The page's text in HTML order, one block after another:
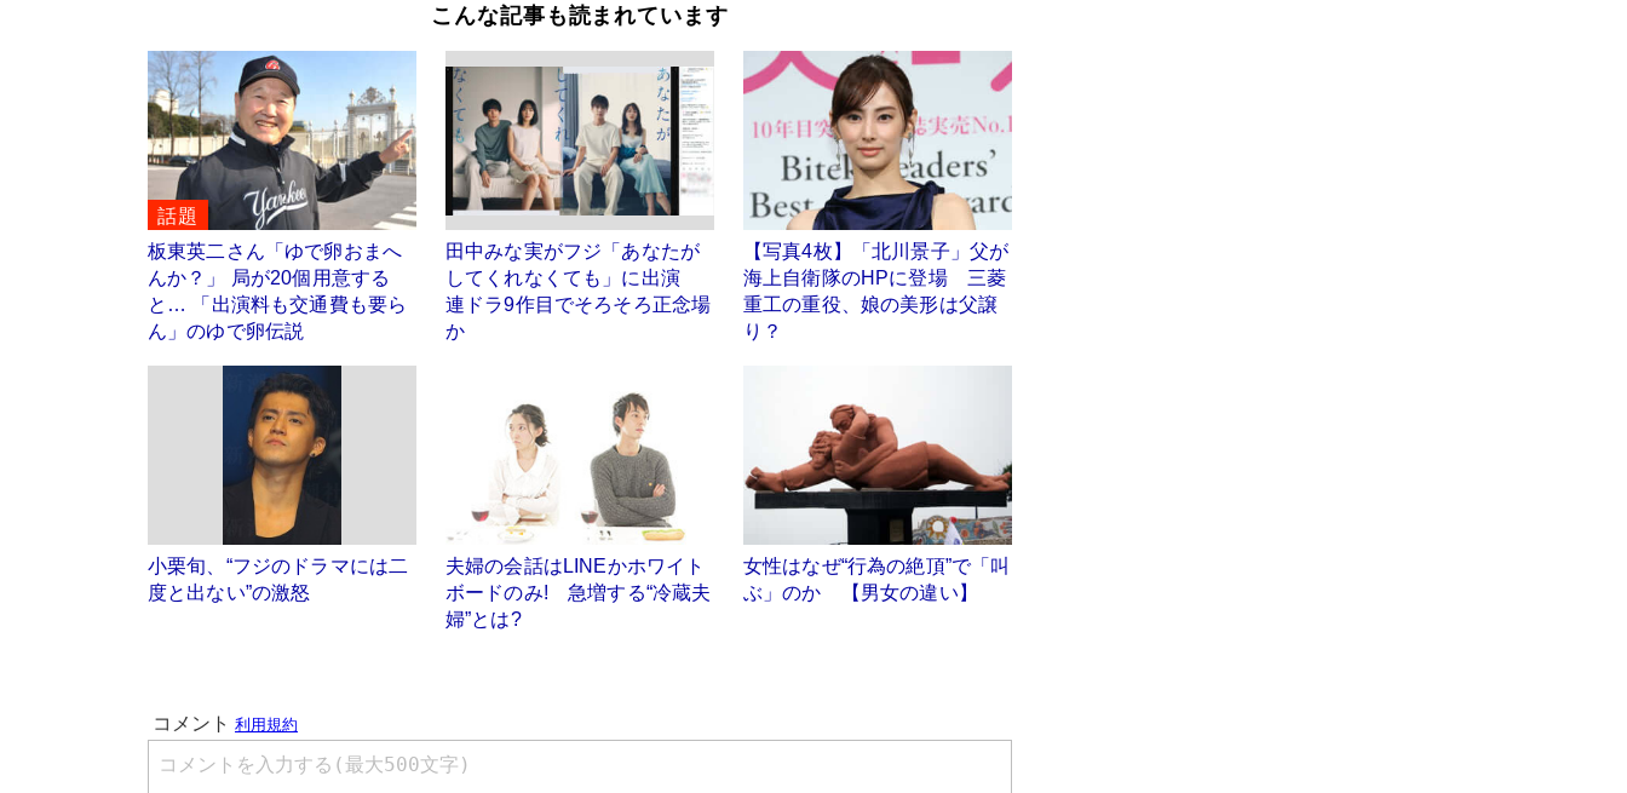
こんな記事も読まれています
話題
板東英二さん「ゆで卵おまへ
んか？」 局が20個用意する
と… 「出演料も交通費も要ら
ん」のゆで卵伝説
田中みな実がフジ「あなたが
してくれなくても」に出演
連ドラ9作目でそろそろ正念場
か
【写真4枚】「北川景子」父が
海上自衛隊のHPに登場 三菱
重工の重役、娘の美形は父譲
り？
小栗旬、“フジのドラマには二
度と出ない”の激怒
夫婦の会話はLINEかホワイト
ボードのみ! 急増する“冷蔵夫
婦”とは?
女性はなぜ“行為の絶頂”で「叫
ぶ」のか 【男女の違い】